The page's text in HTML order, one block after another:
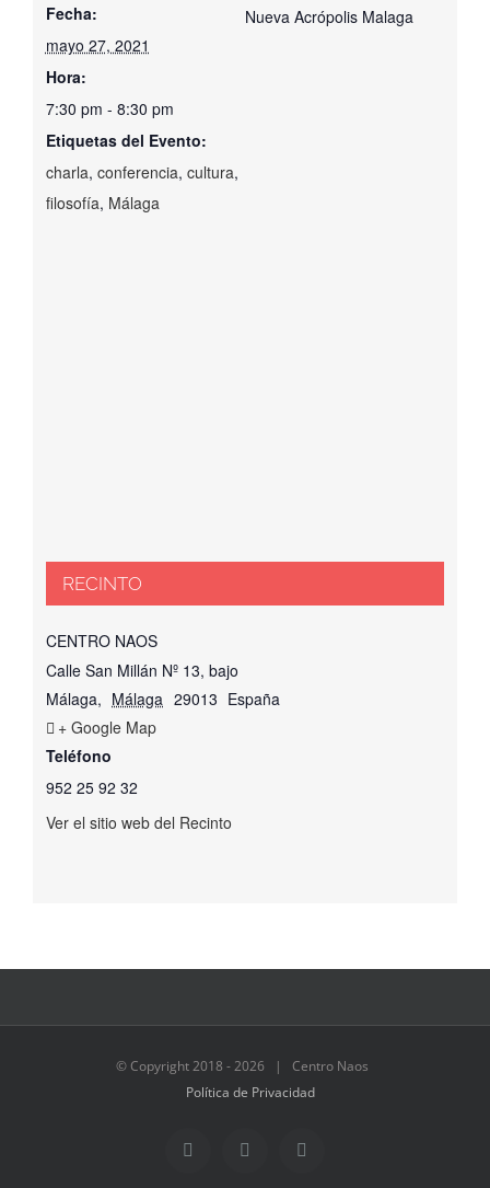
Fecha:
mayo 27, 2021
Hora:
7:30 pm - 8:30 pm
Etiquetas del Evento:
charla, conferencia, cultura,
filosofía, Málaga
Nueva Acrópolis Malaga
RECINTO
CENTRO NAOS
Calle San Millán Nº 13, bajo
Málaga, Málaga 29013 España
+ Google Map
Teléfono
952 25 92 32
Ver el sitio web del Recinto
© Copyright 2018 -2026 | Centro Naos
Política de Privacidad
Facebook Twitter